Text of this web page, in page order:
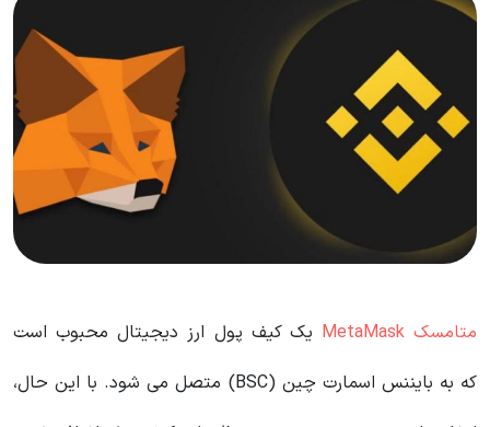
متامسک MetaMask
یک کیف پول ارز دیجیتال محبوب است
که به بایننس اسمارت چین (BSC) متصل می شود. با این حال،